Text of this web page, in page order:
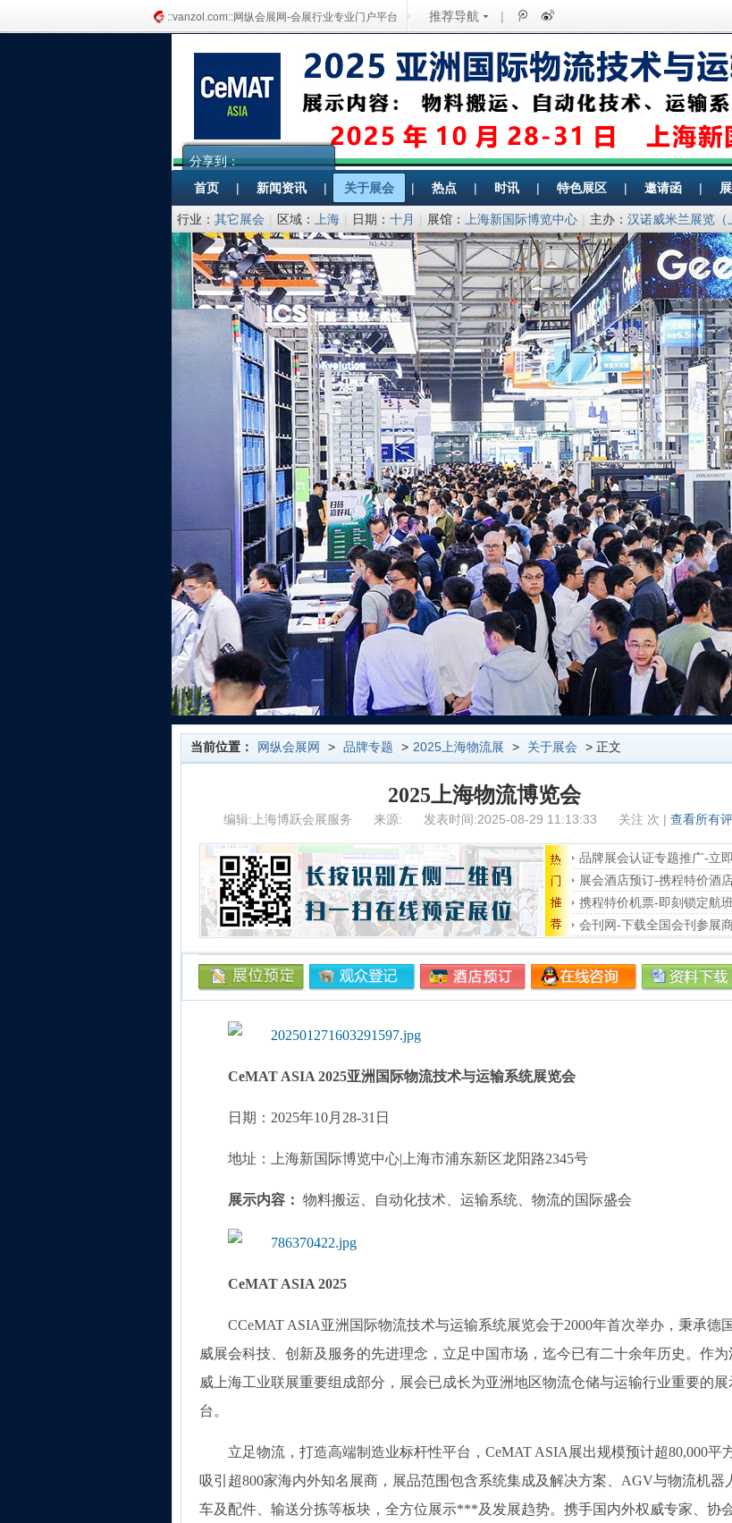
::vanzol.com::网纵会展网-会展行业专业门户平台 推荐导航 |
分享到：
首页
| 新闻资讯 | 关于展会 | 热点 | 时讯 | 特色展区 | 邀请函 |
行业： 其它展会 | 区域： 上海 | 日期： 十月 | 展馆： 上海新国际博览中心 | 主办： 汉诺威米兰展览（
当前位置： 网纵会展网 > 品牌专题 > 2025上海物流展 > 关于展会 > 正文
2025上海物流博览会
编辑:上海博跃会展服务 来源: 发表时间:2025-08-29 11:13:33 关注 次 | 查看所有
品牌展会认证专题推广-立
展会酒店预订-携程特价酒
会刊网-下载全国会刊参展
CeMAT ASIA 2025亚洲国际物流技术与运输系统展览会
日期：2025年10月28-31日
地址：上海新国际博览中心|上海市浦东新区龙阳路2345号
展示内容： 物料搬运、自动化技术、运输系统、物流的国际盛会
CeMAT ASIA 2025
CCeMAT ASIA亚洲国际物流技术与运输系统展览会于2000年首次举办，秉承德
威展会科技、创新及服务的先进理念，立足中国市场，迄今已有二十余年历史。作为
威上海工业联展重要组成部分，展会已成长为亚洲地区物流仓储与运输行业重要的展
台。
立足物流，打造高端制造业标杆性平台，CeMAT ASIA展出规模预计超80,000平
吸引超800家海内外知名展商，展品范围包含系统集成及解决方案、AGV与物流机器
车及配件、输送分拣等板块，全方位展示***及发展趋势。携手国内外权威专家、协